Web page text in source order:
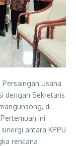
Usaha
dengan Sekretaris
di
ini
antara KPPU
rencana